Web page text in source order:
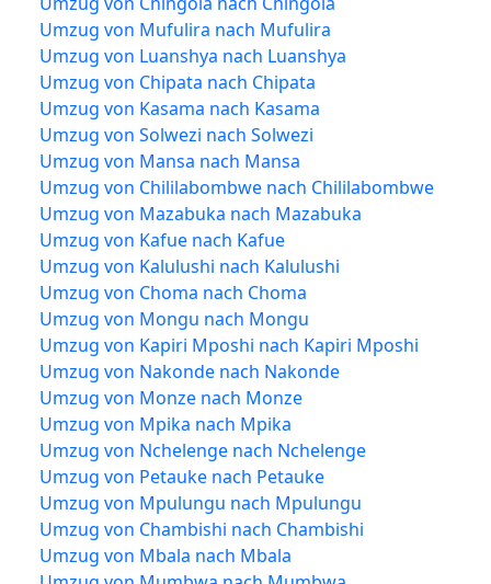
Umzug von Mufulira nach Mufulira
Umzug von Luanshya nach Luanshya
Umzug von Chipata nach Chipata
Umzug von Kasama nach Kasama
Umzug von Solwezi nach Solwezi
Umzug von Mansa nach Mansa
Umzug von Chililabombwe nach Chililabombwe
Umzug von Mazabuka nach Mazabuka
Umzug von Kafue nach Kafue
Umzug von Kalulushi nach Kalulushi
Umzug von Choma nach Choma
Umzug von Mongu nach Mongu
Umzug von Kapiri Mposhi nach Kapiri Mposhi
Umzug von Nakonde nach Nakonde
Umzug von Monze nach Monze
Umzug von Mpika nach Mpika
Umzug von Nchelenge nach Nchelenge
Umzug von Petauke nach Petauke
Umzug von Mpulungu nach Mpulungu
Umzug von Chambishi nach Chambishi
Umzug von Mbala nach Mbala